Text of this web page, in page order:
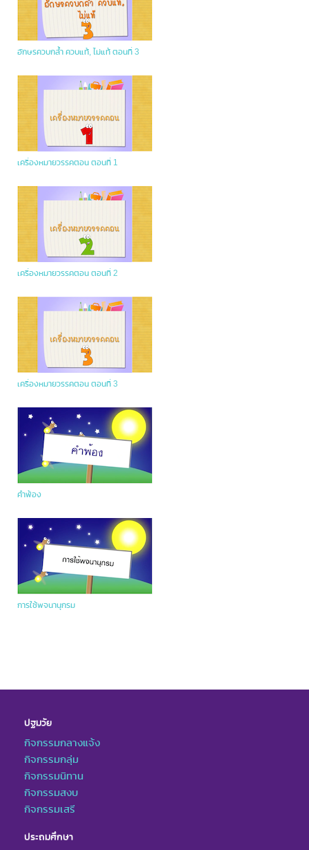
อักษรควบกล้ำ ควบแท้, ไม่แท้ ตอนที่ 3
เครื่องหมายวรรคตอน ตอนที่ 1
เครื่องหมายวรรคตอน ตอนที่ 2
เครื่องหมายวรรคตอน ตอนที่ 3
คำพ้อง
การใช้พจนานุกรม
ปฐมวัย
กิจกรรมกลางแจ้ง
กิจกรรมกลุ่ม
กิจกรรมนิทาน
กิจกรรมสงบ
กิจกรรมเสรี
ประถมศึกษา